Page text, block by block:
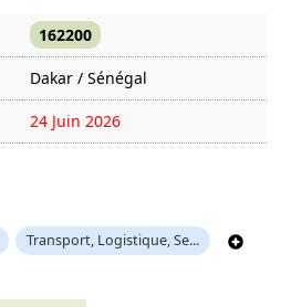
162200
Dakar / Sénégal
24 Juin 2026
Transport, Logistique, Se...